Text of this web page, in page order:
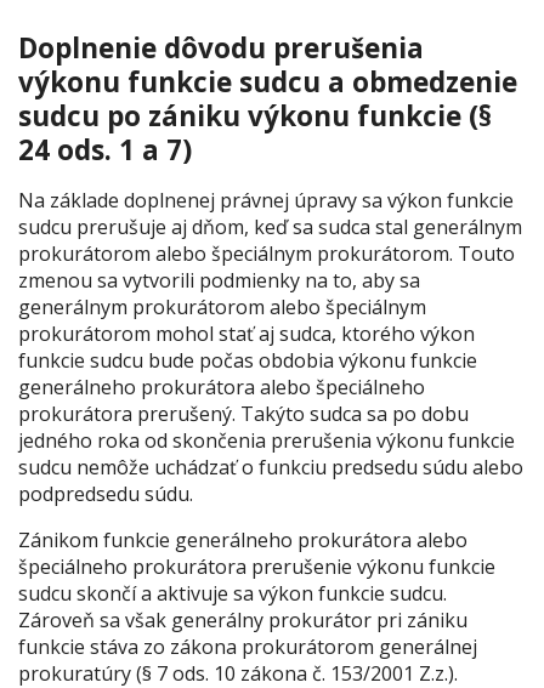
Doplnenie dôvodu prerušenia
výkonu funkcie sudcu a obmedzenie
sudcu po zániku výkonu funkcie (§
24 ods. 1 a 7)
Na základe doplnenej právnej úpravy sa výkon funkcie
sudcu prerušuje aj dňom, keď sa sudca stal generálnym
prokurátorom alebo špeciálnym prokurátorom. Touto
zmenou sa vytvorili podmienky na to, aby sa
generálnym prokurátorom alebo špeciálnym
prokurátorom mohol stať aj sudca, ktorého výkon
funkcie sudcu bude počas obdobia výkonu funkcie
generálneho prokurátora alebo špeciálneho
prokurátora prerušený. Takýto sudca sa po dobu
jedného roka od skončenia prerušenia výkonu funkcie
sudcu nemôže uchádzať o funkciu predsedu súdu alebo
podpredsedu súdu.
Zánikom funkcie generálneho prokurátora alebo
špeciálneho prokurátora prerušenie výkonu funkcie
sudcu skončí a aktivuje sa výkon funkcie sudcu.
Zároveň sa však generálny prokurátor pri zániku
funkcie stáva zo zákona prokurátorom generálnej
prokuratúry (§ 7 ods. 10 zákona č. 153/2001 Z.z.).